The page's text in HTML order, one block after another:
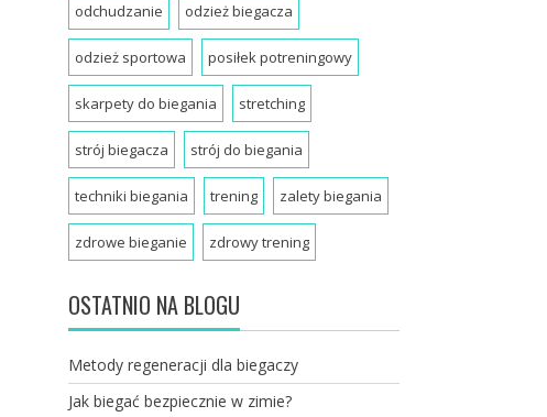
odchudzanie odzież biegacza
odzież sportowa posiłek potreningowy
skarpety do biegania stretching
strój biegacza strój do biegania
techniki biegania trening zalety biegania
zdrowe bieganie zdrowy trening
OSTATNIO NA BLOGU
Metody regeneracji dla biegaczy
Jak biegać bezpiecznie w zimie?